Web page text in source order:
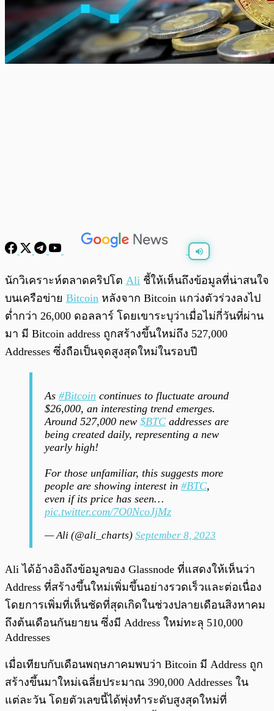
พร้อมเล่น / 0:00
นักวิเคราะห์ตลาดคริปโต Ali ชี้ให้เห็นถึงข้อมูลที่น่าสนใจ
บนเครือข่าย Bitcoin หลังจาก Bitcoin แกว่งตัวร่วงลงไป
ต่ำกว่า 26,000 ดอลลาร์ โดยเขาระบุว่าเมื่อไม่กี่วันที่ผ่าน
มา มี Bitcoin address ถูกสร้างขึ้นใหม่ถึง 527,000
Addresses ซึ่งถือเป็นจุดสูงสุดใหม่ในรอบปี
As #Bitcoin continues to fluctuate around
$26,000, an interesting trend emerges.
Around 527,000 new $BTC addresses are
being created daily, representing a new
yearly high!
For those unfamiliar, this suggests more
people are showing interest in #BTC,
even if its price has seen…
pic.twitter.com/7O0NcoJjMz
— Ali (@ali_charts) September 8, 2023
Ali ได้อ้างอิงถึงข้อมูลของ Glassnode ที่แสดงให้เห็นว่า
Address ที่สร้างขึ้นใหม่เพิ่มขึ้นอย่างรวดเร็วและต่อเนื่อง
โดยการเพิ่มที่เห็นชัดที่สุดเกิดในช่วงปลายเดือนสิงหาคม
ถึงต้นเดือนกันยายน ซึ่งมี Address ใหม่ทะลุ 510,000
Addresses
เมื่อเทียบกับเดือนพฤษภาคมพบว่า Bitcoin มี Address ถูก
สร้างขึ้นมาใหม่เฉลี่ยประมาณ 390,000 Addresses ใน
แต่ละวัน โดยตัวเลขนี้ได้พุ่งทำระดับสูงสุดใหม่ที่